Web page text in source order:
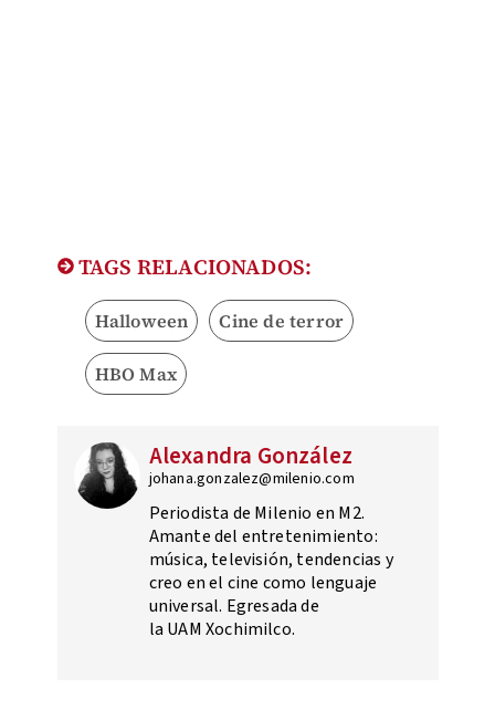
TAGS RELACIONADOS:
Halloween Cine de terror
HBO Max
Alexandra González
johana.gonzalez@milenio.com
Periodista de Milenio en M2.
Amante del entretenimiento:
música, televisión, tendencias y
creo en el cine como lenguaje
universal. Egresada de
la UAM Xochimilco.